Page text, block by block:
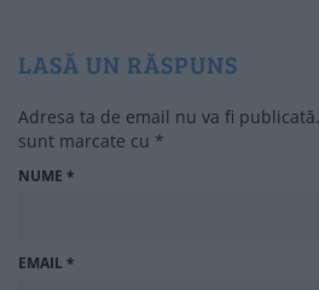
LASĂ UN RĂSPUNS
Adresa ta de email nu va fi publicată.
sunt marcate cu *
NUME *
EMAIL*